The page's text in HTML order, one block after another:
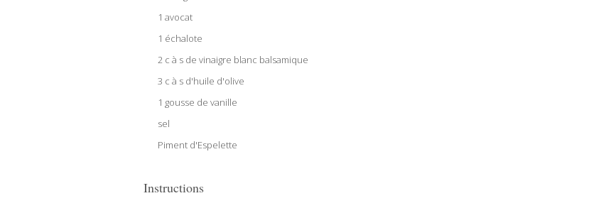
1 avocat
1 échalote
2 c à s de vinaigre blanc balsamique
3 c à s d'huile d'olive
1 gousse de vanille
sel
Piment d'Espelette
Instructions